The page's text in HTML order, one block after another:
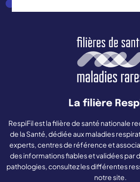
La filière
RespiFil est la filière de santé nationale
de la Santé, dédiée aux maladies
experts, centres de référence et
des informations fiables et validées par
pathologies, consultez les différentes
notre site.